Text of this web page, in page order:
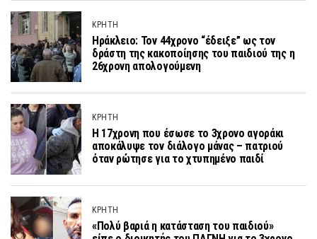
ΚΡΗΤΗ
Ηράκλειο: Τον 44χρονο “έδειξε” ως τον
δράστη της κακοποίησης του παιδιού της η
26χρονη απολογούμενη
ΚΡΗΤΗ
Η 17χρονη που έσωσε το 3χρονο αγοράκι
αποκάλυψε τον διάλογο μάνας – πατριού
όταν ρώτησε για το χτυπημένο παιδί
ΚΡΗΤΗ
«Πολύ βαριά η κατάσταση του παιδιού»